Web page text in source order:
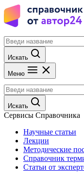
Искать
Меню
Искать
Сервисы Справочника
Научные статьи
Лекции
Методические
Справочник
Статьи от